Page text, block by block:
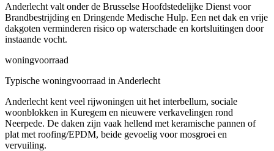
Anderlecht valt onder de Brusselse Hoofdstedelijke Dienst voor
Brandbestrijding en Dringende Medische Hulp. Een net dak en vrije
dakgoten verminderen risico op waterschade en kortsluitingen door
instaande vocht.
woningvoorraad
Typische woningvoorraad in Anderlecht
Anderlecht kent veel rijwoningen uit het interbellum, sociale
woonblokken in Kuregem en nieuwere verkavelingen rond
Neerpede. De daken zijn vaak hellend met keramische pannen of
plat met roofing/EPDM, beide gevoelig voor mosgroei en
vervuiling.